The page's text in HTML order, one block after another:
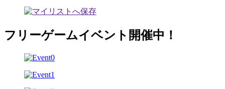
フリーゲームイベント開催中！